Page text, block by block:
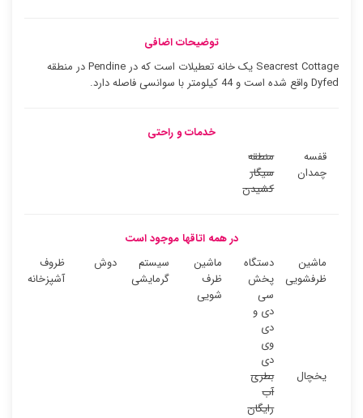
توضیحات اضافی
Seacrest Cottage یک خانه تعطیلات است که در Pendine در منطقه
Dyfed واقع شده است و 44 کیلومتر با سوانسی فاصله دارد.
خدمات و راحتی
قفسه
چمدان
منطقه
سیگار
کشیدن
در همه اتاقها موجود است
ماشین
ظرفشویی
دستگاه
پخش
سی
دی و
دی
وی
دی
ماشین
ظرف
شویی
سیستم
گرمایشی
دوش
ظروف
آشپزخانه
یخچال
بطری
آب
رایگان